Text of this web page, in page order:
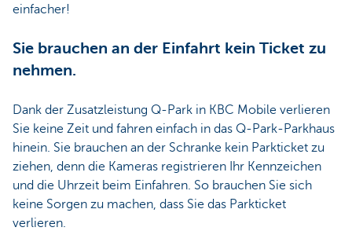
einfacher!
Sie brauchen an der Einfahrt kein Ticket zu
nehmen.
Dank der Zusatzleistung Q-Park in KBC Mobile verlieren
Sie keine Zeit und fahren einfach in das Q-Park-Parkhaus
hinein. Sie brauchen an der Schranke kein Parkticket zu
ziehen, denn die Kameras registrieren Ihr Kennzeichen
und die Uhrzeit beim Einfahren. So brauchen Sie sich
keine Sorgen zu machen, dass Sie das Parkticket
verlieren.